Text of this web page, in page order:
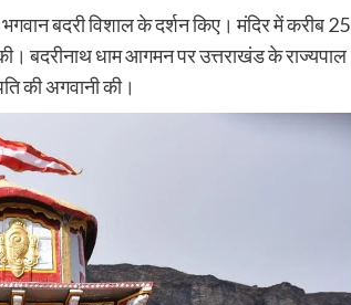
बदरी विशाल के दर्शन किए। मंदिर में करीब 25
बदरीनाथ धाम आगमन पर उत्तराखंड के राज्यपाल
की अगवानी की।